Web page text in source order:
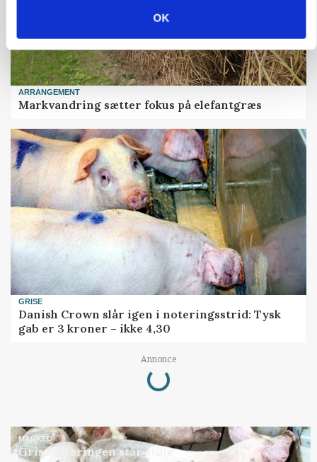
OK
ARRANGEMENT
Markvandring sætter fokus på elefantgræs
GRISE
Danish Crown slår igen i noteringsstrid: Tysk
gab er 3 kroner – ikke 4,30
Annonce
Loading...
MARKED
Grisenoteringen står stille